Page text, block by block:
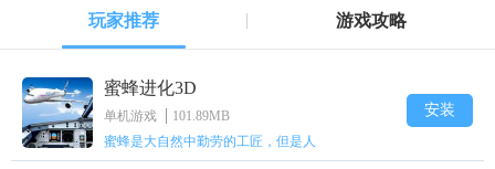
玩家推荐 游戏攻略
蜜蜂进化3D
单机游戏
101.89MB
蜜蜂是大自然中勤劳的工匠，但是人
安装